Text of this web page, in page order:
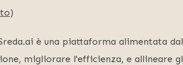
)
è una piattaforma alimentata
migliorare l'efficienza, e allineare